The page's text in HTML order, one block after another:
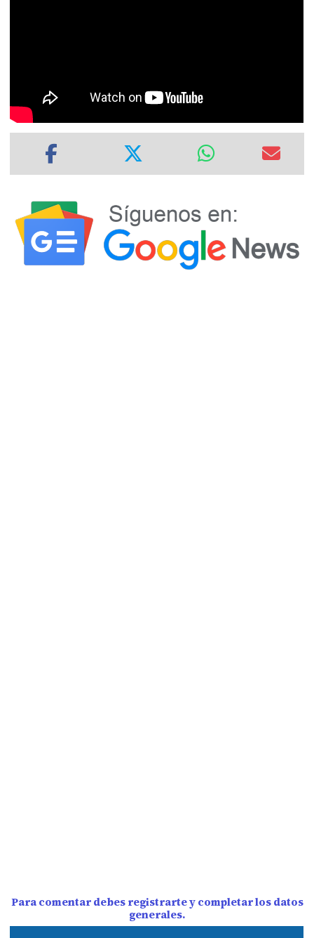
Para comentar debes registrarte y completar los datos
generales.